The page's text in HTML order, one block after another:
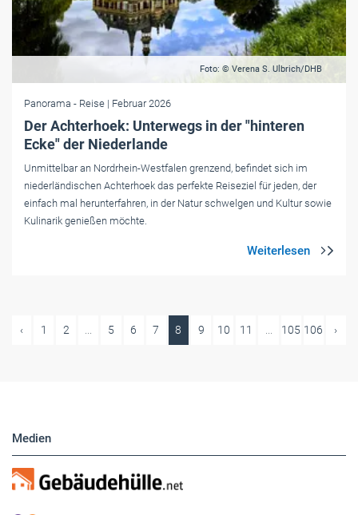
Foto: © Verena S. Ulbrich/DHB
Panorama - Reise | Februar 2026
Der Achterhoek: Unterwegs in der "hinteren
Ecke" der Niederlande
Unmittelbar an Nordrhein-Westfalen grenzend, befindet sich im
niederländischen Achterhoek das perfekte Reiseziel für jeden, der
einfach mal herunterfahren, in der Natur schwelgen und Kultur sowie
Kulinarik genießen möchte.
‹ 1 2 ... 5 6 7 8 9 10 11 ... 105 106 ›
Medien